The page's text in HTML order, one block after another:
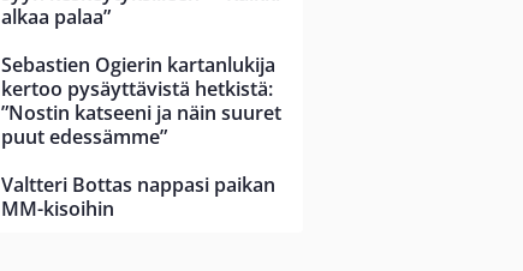
alkaa palaa”
Sebastien Ogierin kartanlukija
kertoo pysäyttävistä hetkistä:
”Nostin katseeni ja näin suuret
puut edessämme”
Valtteri Bottas nappasi paikan
MM-kisoihin